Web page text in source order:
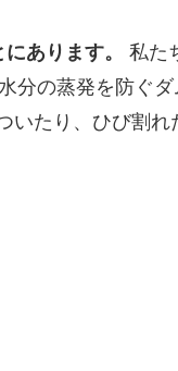
あります。
私た
分の蒸発を防ぐ
いたり、ひび割れ